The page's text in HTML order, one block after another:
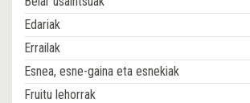
Edariak
Errailak
Esnea, esne-gaina eta esnekiak
Fruitu lehorrak